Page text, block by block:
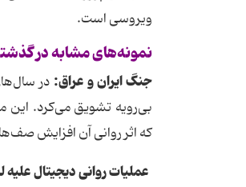
ویروسی است.
نمونههایمشابهدر
جنگایرانوعراق: در
بی‌رویه تشویق می‌کرد. این
که اثر روانی آن افزایش
عملیاتروانیدیجیتالعلیه